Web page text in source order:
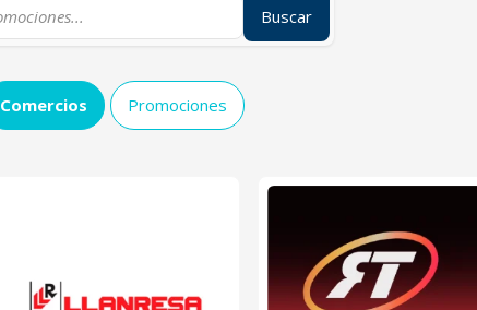
Buscar
Comercios Promociones